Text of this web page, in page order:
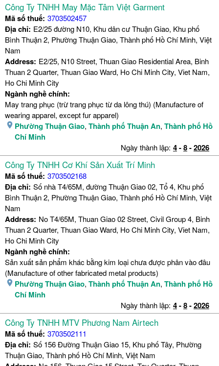
Công Ty TNHH May Mặc Tâm Việt Garment
Mã số thuế: 3703502457
Địa chỉ: E2/25 đường N10, Khu dân cư Thuận Giao, Khu phố
Bình Thuận 2, Phường Thuận Giao, Thành phố Hồ Chí Minh, Việt
Nam
Address: E2/25, N10 Street, Thuan Giao Residential Area, Binh
Thuan 2 Quarter, Thuan Giao Ward, Ho Chi Minh City, Viet Nam,
Ho Chi Minh City
Ngành nghề chính:
May trang phục (trừ trang phục từ da lông thú) (Manufacture of
wearing apparel, except fur apparel)
Phường Thuận Giao, Thành phố Thuận An, Thành phố Hồ
Chí Minh
Ngày thành lập: 4-8-2026
Công Ty TNHH Cơ Khí Sản Xuất Trí Minh
Mã số thuế: 3703502168
Địa chỉ: Số nhà T4/65M, đường Thuận Giao 02, Tổ 4, Khu phố
Bình Thuận 2, Phường Thuận Giao, Thành phố Hồ Chí Minh, Việt
Nam
Address: No T4/65M, Thuan Giao 02 Street, Civil Group 4, Binh
Thuan 2 Quarter, Thuan Giao Ward, Ho Chi Minh City, Viet Nam,
Ho Chi Minh City
Ngành nghề chính:
Sản xuất sản phẩm khác bằng kim loại chưa được phân vào đâu
(Manufacture of other fabricated metal products)
Phường Thuận Giao, Thành phố Thuận An, Thành phố Hồ
Chí Minh
Ngày thành lập: 4-8-2026
Công Ty TNHH MTV Phương Nam Airtech
Mã số thuế: 3703502111
Địa chỉ: Số 156 Đường Thuận Giao 15, Khu phố Tây, Phường
Thuận Giao, Thành phố Hồ Chí Minh, Việt Nam